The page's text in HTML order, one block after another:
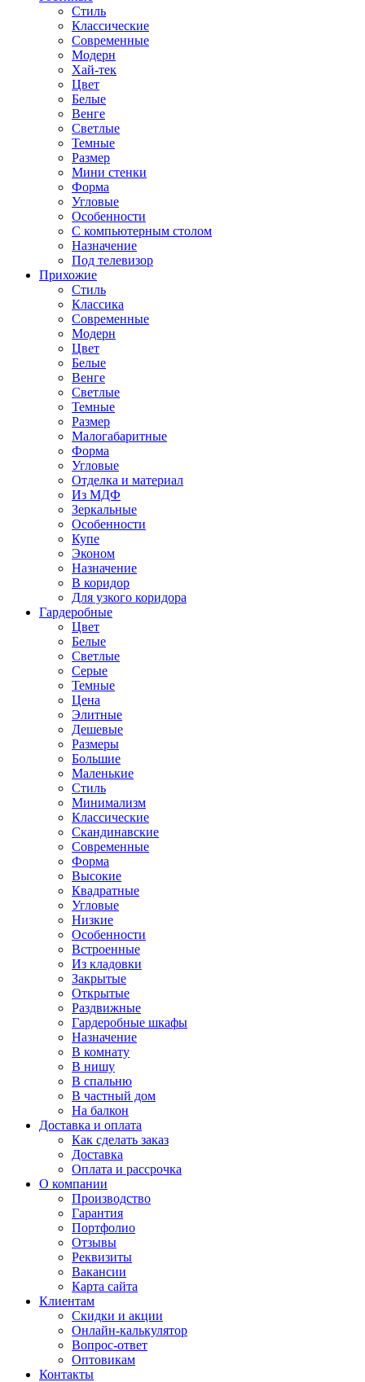
Стиль
Классические
Современные
Модерн
Хай-тек
Цвет
Белые
Венге
Светлые
Темные
Размер
Мини стенки
Форма
Угловые
Особенности
С компьютерным столом
Назначение
Под телевизор
Прихожие
Стиль
Классика
Современные
Модерн
Цвет
Белые
Венге
Светлые
Темные
Размер
Малогабаритные
Форма
Угловые
Отделка и материал
Из МДФ
Зеркальные
Особенности
Купе
Эконом
Назначение
В коридор
Для узкого коридора
Гардеробные
Цвет
Белые
Светлые
Серые
Темные
Цена
Элитные
Дешевые
Размеры
Большие
Маленькие
Стиль
Минимализм
Классические
Скандинавские
Современные
Форма
Высокие
Квадратные
Угловые
Низкие
Особенности
Встроенные
Из кладовки
Закрытые
Открытые
Раздвижные
Гардеробные шкафы
Назначение
В комнату
В нишу
В спальню
В частный дом
На балкон
Доставка и оплата
Как сделать заказ
Доставка
Оплата и рассрочка
О компании
Производство
Гарантия
Портфолио
Отзывы
Реквизиты
Вакансии
Карта сайта
Клиентам
Скидки и акции
Онлайн-калькулятор
Вопрос-ответ
Оптовикам
Контакты